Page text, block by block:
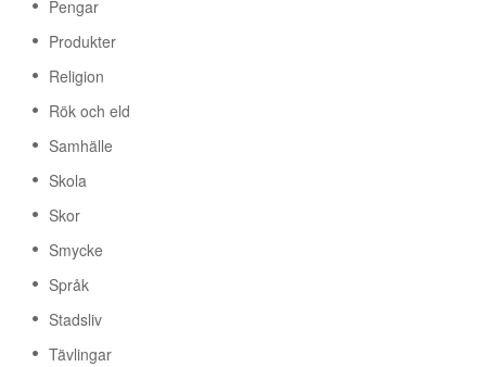
Pengar
Produkter
Religion
Rök och eld
Samhälle
Skola
Skor
Smycke
Språk
Stadsliv
Tävlingar